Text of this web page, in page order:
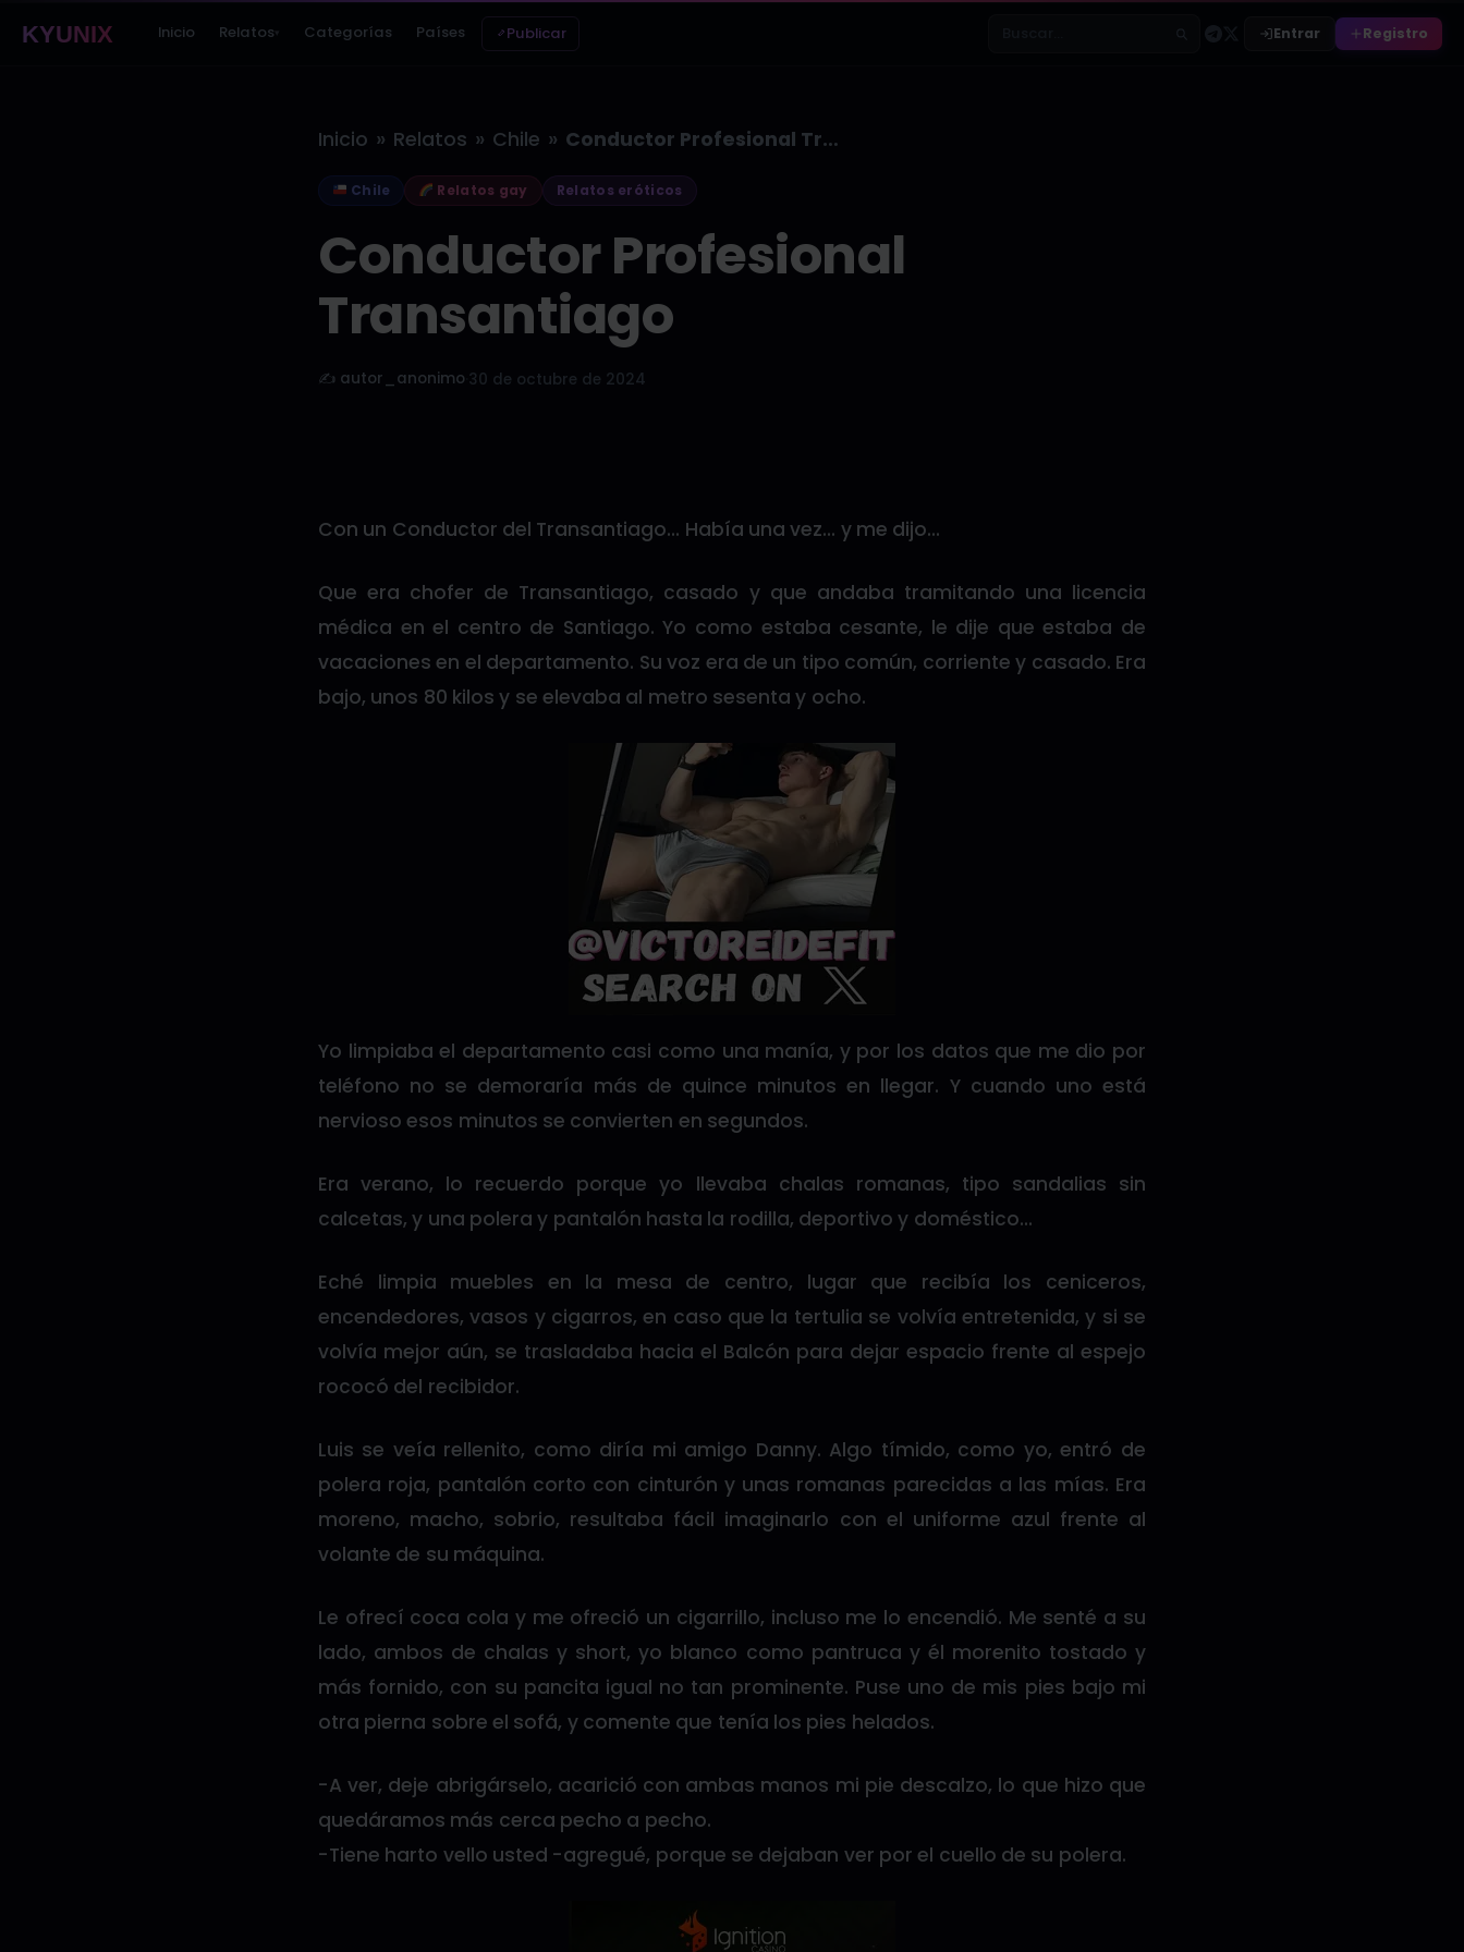
KYUNIX Inicio Relatos▾ Categorías Países Publicar Entrar Registro
Inicio » Relatos » Chile » Conductor Profesional Transantiago
Chile Relatos gay Relatos eróticos
Conductor Profesional
Transantiago
✍️ autor_anonimo 30 de octubre de 2024
Con un Conductor del Transantiago… Había una vez… y me dijo…
Que era chofer de Transantiago, casado y que andaba tramitando una licencia
médica en el centro de Santiago. Yo como estaba cesante, le dije que estaba de
vacaciones en el departamento. Su voz era de un tipo común, corriente y casado. Era
bajo, unos 80 kilos y se elevaba al metro sesenta y ocho.
Yo limpiaba el departamento casi como una manía, y por los datos que me dio por
teléfono no se demoraría más de quince minutos en llegar. Y cuando uno está
nervioso esos minutos se convierten en segundos.
Era verano, lo recuerdo porque yo llevaba chalas romanas, tipo sandalias sin
calcetas, y una polera y pantalón hasta la rodilla, deportivo y doméstico…
Eché limpia muebles en la mesa de centro, lugar que recibía los ceniceros,
encendedores, vasos y cigarros, en caso que la tertulia se volvía entretenida, y si se
volvía mejor aún, se trasladaba hacia el Balcón para dejar espacio frente al espejo
rococó del recibidor.
Luis se veía rellenito, como diría mi amigo Danny. Algo tímido, como yo, entró de
polera roja, pantalón corto con cinturón y unas romanas parecidas a las mías. Era
moreno, macho, sobrio, resultaba fácil imaginarlo con el uniforme azul frente al
volante de su máquina.
Le ofrecí coca cola y me ofreció un cigarrillo, incluso me lo encendió. Me senté a su
lado, ambos de chalas y short, yo blanco como pantruca y él morenito tostado y
más fornido, con su pancita igual no tan prominente. Puse uno de mis pies bajo mi
otra pierna sobre el sofá, y comente que tenía los pies helados.
-A ver, deje abrigárselo, acarició con ambas manos mi pie descalzo, lo que hizo que
quedáramos más cerca pecho a pecho.
-Tiene harto vello usted -agregué, porque se dejaban ver por el cuello de su polera.